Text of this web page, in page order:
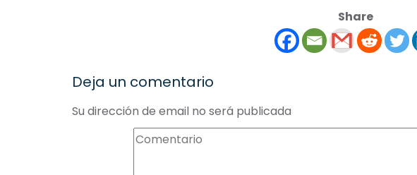
Share
Deja un comentario
Su dirección de email no será publicada